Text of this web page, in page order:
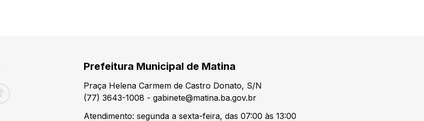
Prefeitura Municipal de Matina
Praça Helena Carmem de Castro Donato, S/N
(77) 3643-1008 - gabinete@matina.ba.gov.br
Atendimento: segunda a sexta-feira, das 07:00 às 13:00